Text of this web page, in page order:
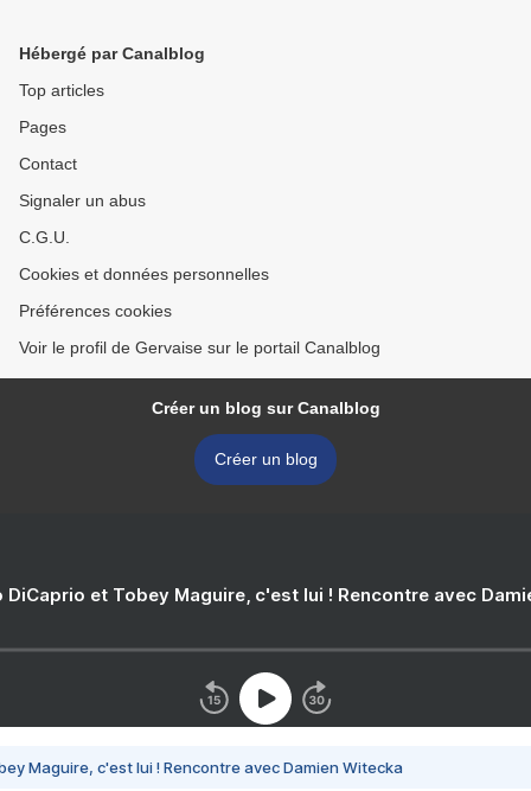
Hébergé par Canalblog
Top articles
Pages
Contact
Signaler un abus
C.G.U.
Cookies et données personnelles
Préférences cookies
Voir le profil de Gervaise sur le portail Canalblog
Créer un blog sur Canalblog
Créer un blog
DiCaprio et Tobey Maguire, c'est lui ! Rencontre avec
Maguire, c'est lui ! Rencontre avec Damien Witecka